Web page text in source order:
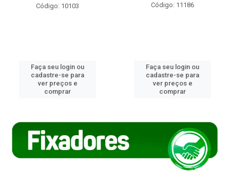
Código: 10103
Faça seu login ou
cadastre-se para
ver preços e
comprar
Código: 11186
Faça seu login ou
cadastre-se para
ver preços e
comprar